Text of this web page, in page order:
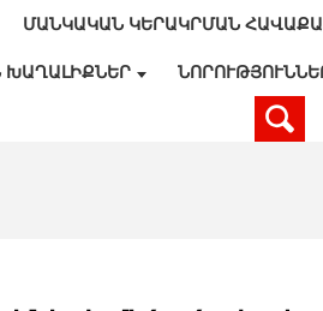
ՄԱՆԿԱԿԱՆ ԿԵՐԱԿՐՄԱՆ
ԽԱՂԱԼԻՔՆԵՐ